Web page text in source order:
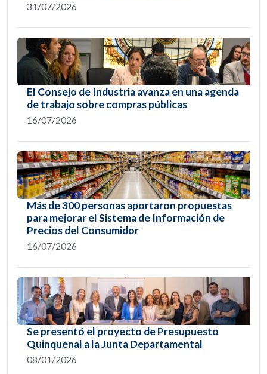
31/07/2026
El Consejo de Industria avanza en una agenda
de trabajo sobre compras públicas
16/07/2026
Más de 300 personas aportaron propuestas
para mejorar el Sistema de Información de
Precios del Consumidor
16/07/2026
Se presentó el proyecto de Presupuesto
Quinquenal a la Junta Departamental
08/01/2026